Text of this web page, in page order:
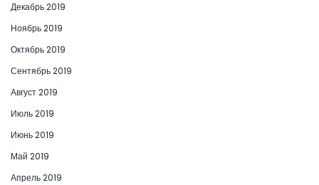
Декабрь 2019
Ноябрь 2019
Октябрь 2019
Сентябрь 2019
Август 2019
Июль 2019
Июнь 2019
Май 2019
Апрель 2019